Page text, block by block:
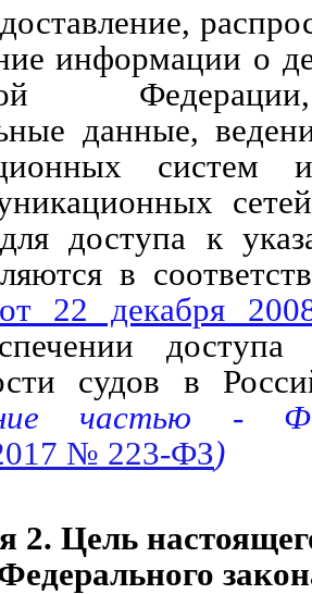
информации о
данные,
систем
доступа к
в
от 22 декабря
судов в
частью -
№ 223-ФЗ)
2. Цель